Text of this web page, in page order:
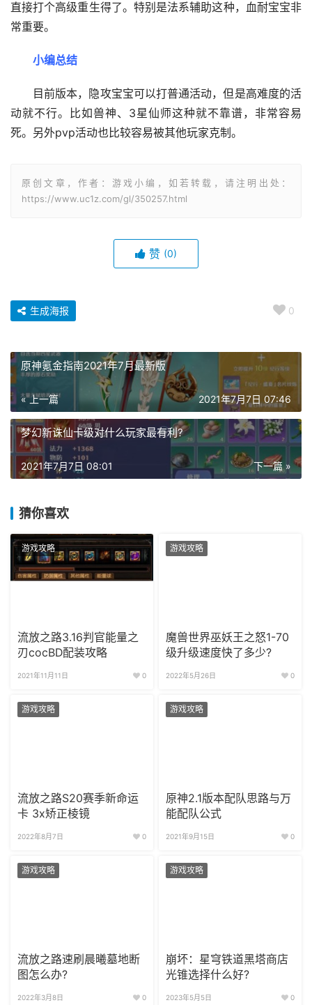
直接打个高级重生得了。特别是法系辅助这种，血耐宝宝非
常重要。
小编总结
目前版本，隐攻宝宝可以打普通活动，但是高难度的活
动就不行。比如兽神、3星仙师这种就不靠谱，非常容易
死。另外pvp活动也比较容易被其他玩家克制。
原创文章，作者：游戏小编，如若转载，请注明出处：
https://www.uc1z.com/gl/350257.html
赞 (0)
0
生成海报
原神氪金指南2021年7月最新版
« 上一篇 2021年7月7日 07:46
梦幻新诛仙卡级对什么玩家最有利?
下一篇 »
2021年7月7日 08:01
猜你喜欢
游戏攻略
流放之路3.16判官能量之
刃cocBD配装攻略
2021年11月11日 0
游戏攻略
魔兽世界巫妖王之怒1-70
级升级速度快了多少?
2022年5月26日 0
游戏攻略
流放之路S20赛季新命运
卡 3x矫正棱镜
2022年8月7日 0
游戏攻略
原神2.1版本配队思路与万
能配队公式
2021年9月15日 0
游戏攻略
流放之路速刷晨曦墓地断
图怎么办?
2022年3月8日 0
游戏攻略
崩坏：星穹铁道黑塔商店
光锥选择什么好?
2023年5月5日 0